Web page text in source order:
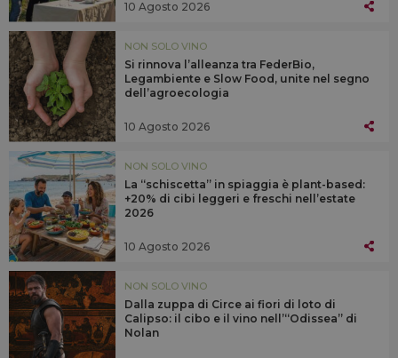
10 Agosto 2026
NON SOLO VINO
Si rinnova l’alleanza tra FederBio,
Legambiente e Slow Food, unite nel segno
dell’agroecologia
10 Agosto 2026
NON SOLO VINO
La “schiscetta” in spiaggia è plant-based:
+20% di cibi leggeri e freschi nell’estate
2026
10 Agosto 2026
NON SOLO VINO
Dalla zuppa di Circe ai fiori di loto di
Calipso: il cibo e il vino nell’“Odissea” di
Nolan